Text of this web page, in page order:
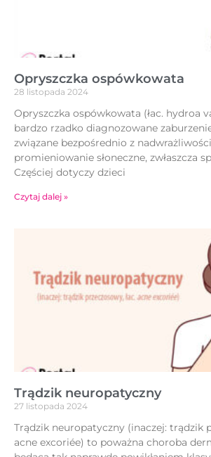
Opryszczka ospówkowata
28 listopada 2024
Opryszczka ospówkowata (łac. hydroa
bardzo rzadko diagnozowane
związane bezpośrednio z
promieniowanie słoneczne, zwłaszcza
Częściej dotyczy dzieci
Czytaj dalej »
Trądzik neuropatyczny
27 listopada 2024
Trądzik neuropatyczny (inaczej: trądzik
acne excoriée) to poważna choroba